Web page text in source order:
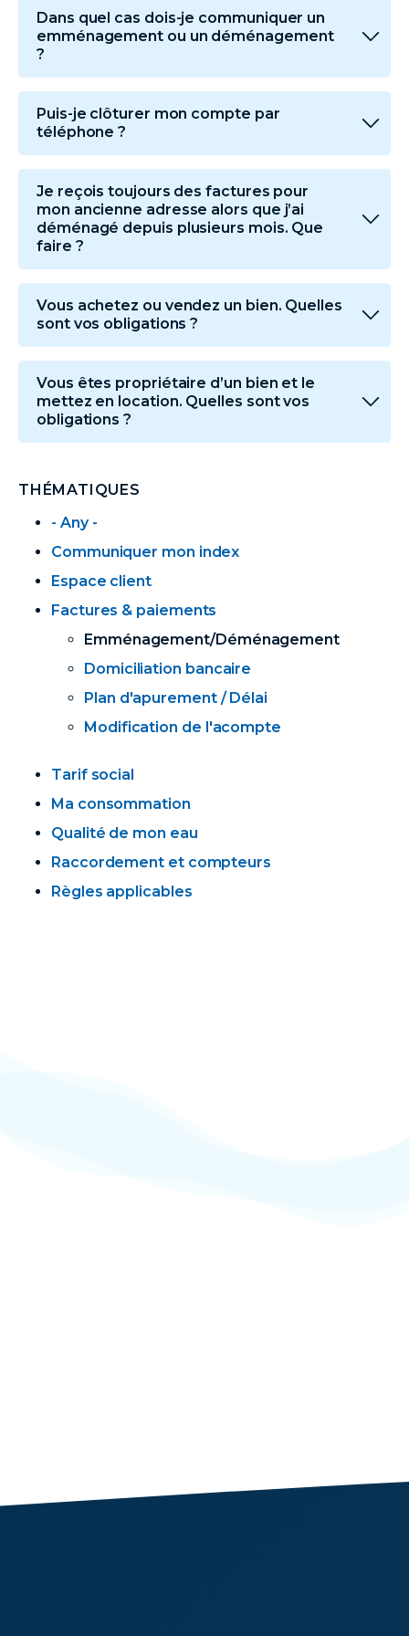
THÉMATIQUES
- Any -
Communiquer mon index
Espace client
Factures & paiements
Emménagement/Déménagement
Domiciliation bancaire
Plan d'apurement / Délai
Modification de l'acompte
Tarif social
Ma consommation
Qualité de mon eau
Raccordement et compteurs
Règles applicables
Dans quel cas dois-je communiquer un
emménagement ou un déménagement
?
Puis-je clôturer mon compte par
téléphone ?
Je reçois toujours des factures pour
mon ancienne adresse alors que j’ai
déménagé depuis plusieurs mois. Que
faire ?
Vous achetez ou vendez un bien. Quelles
sont vos obligations ?
Vous êtes propriétaire d’un bien et le
mettez en location. Quelles sont vos
obligations ?